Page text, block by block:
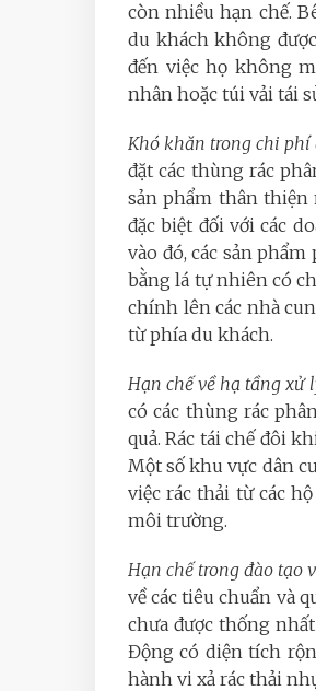
còn nhiều hạn chế.
du khách không
đến việc họ không
nhân hoặc túi vải tái
Khó khăn trong chi phí
đặt các thùng rác
sản phẩm thân
đặc biệt đối với các
vào đó, các sản
bằng lá tự nhiên có
chính lên các nhà
từ phía du khách.
Hạn chế về hạ tầng xử
có các thùng rác
quả. Rác tái chế đôi
Một số khu vực dân
việc rác thải từ các
môi trường.
Hạn chế trong đào tạo
về các tiêu chuẩn và
chưa được thống nhất
Động có diện tích
hành vi xả rác thải